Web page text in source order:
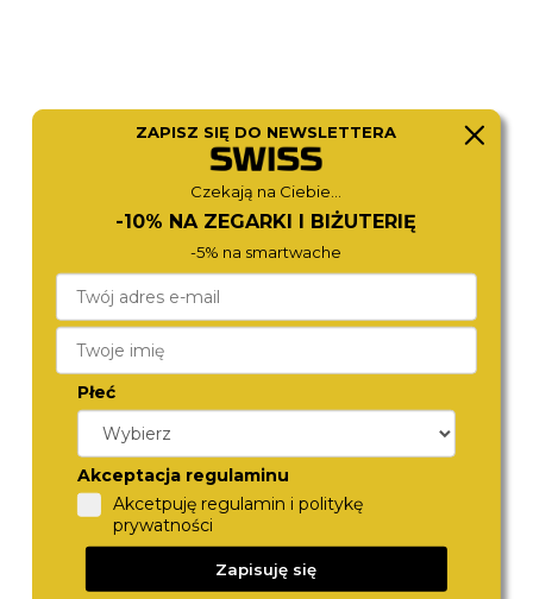
VOSTOK EUROPE
NH34-640C703
4 550,-
VOSTOK EUROPE
NH35A-575E282
ZAPISZ SIĘ DO NEWSLETTERA
Czekają na Ciebie...
-10% NA ZEGARKI I BIŻUTERIĘ
-5% na smartwache
Płeć
Akceptacja regulaminu
Akcetpuję regulamin i politykę
prywatności
Zapisuję się